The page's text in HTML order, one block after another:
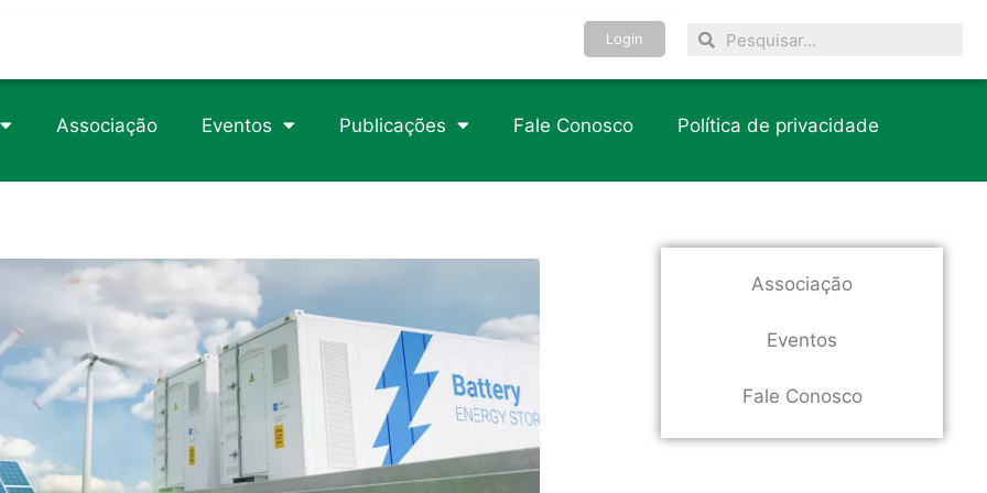
2/718/2840746
Login
Associação Eventos Publicações Fale Conosco Política de privacidade
Associação
Eventos
Fale Conosco